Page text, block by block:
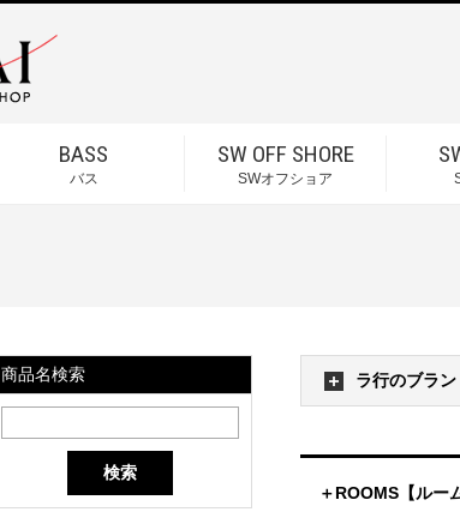
BASS
バス
SW OFF SHORE
SWオフショア
商品名検索
検索
ラ行のブラ
＋ROOMS【ルー